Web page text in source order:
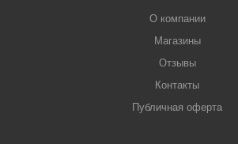
О компании
Магазины
Отзывы
Контакты
Публичная оферта